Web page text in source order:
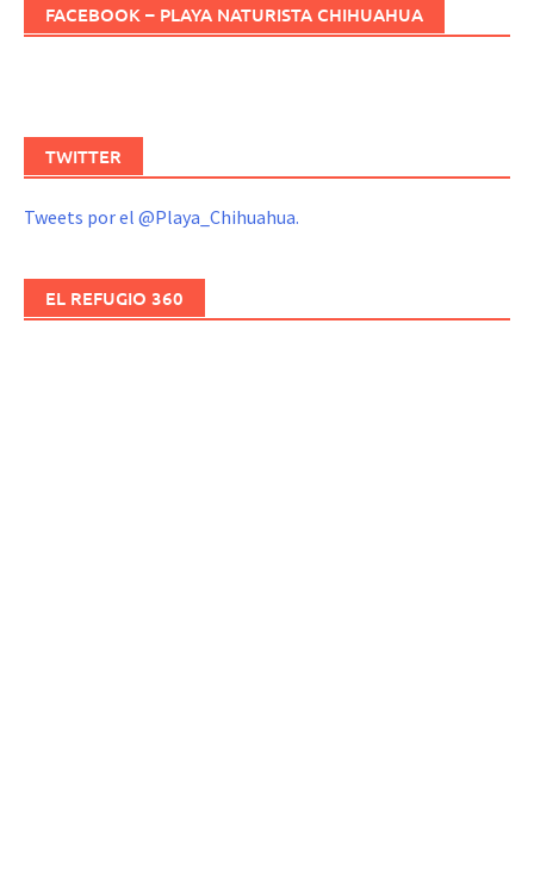
FACEBOOK – PLAYA NATURISTA CHIHUAHUA
TWITTER
Tweets por el @Playa_Chihuahua.
EL REFUGIO 360